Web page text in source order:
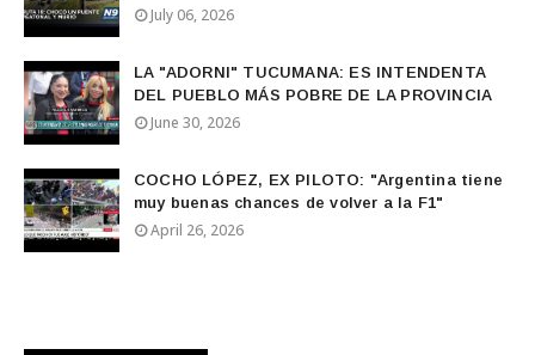
July 06, 2026
LA "ADORNI" TUCUMANA: ES INTENDENTA
DEL PUEBLO MÁS POBRE DE LA PROVINCIA
June 30, 2026
COCHO LÓPEZ, EX PILOTO: "Argentina tiene
muy buenas chances de volver a la F1"
April 26, 2026